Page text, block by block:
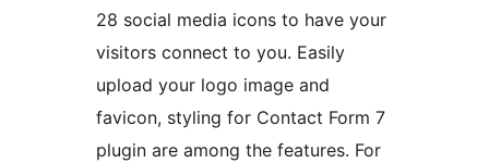
28 social media icons to have your
visitors connect to you. Easily
upload your logo image and
favicon, styling for Contact Form 7
plugin are among the features. For